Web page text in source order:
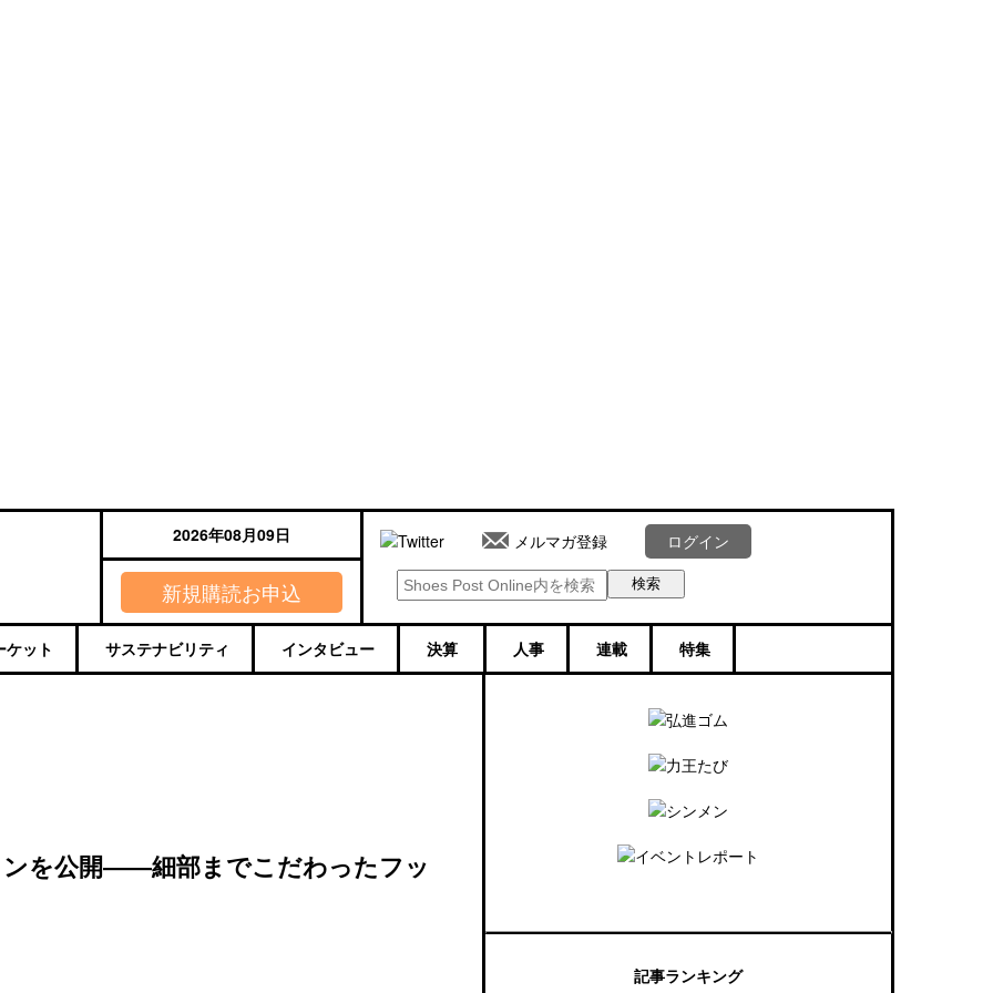
2026年08月09日
新規購読お申込
メルマガ登録 ログイン
ケット サステナビリティ インタビュー 決算 人事 連載 特集
ンを公開――細部までこだわったフッ
記事ランキング